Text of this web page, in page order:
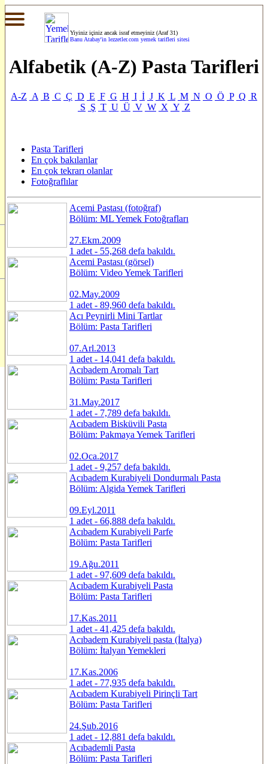
Yiyiniz içiniz ancak israf etmeyiniz (Araf 31)
Banu Atabay'in lezzetler.com yemek tarifleri sitesi
Alfabetik (A-Z) Pasta Tarifleri
A-Z A B C Ç D E F G H I İ J K L M N O Ö P Q R
S Ş T U Ü V W X Y Z
Pasta Tarifleri
En çok bakılanlar
En çok tekrarı olanlar
Fotoğraflılar
Acemi Pastası (fotoğraf)
Bölüm: ML Yemek Fotoğrafları
27.Ekm.2009
1 adet - 55,268 defa bakıldı.
Acemi Pastası (görsel)
Bölüm: Video Yemek Tarifleri
02.May.2009
1 adet - 89,960 defa bakıldı.
Acı Peynirli Mini Tartlar
Bölüm: Pasta Tarifleri
07.Arl.2013
1 adet - 14,041 defa bakıldı.
Acıbadem Aromalı Tart
Bölüm: Pasta Tarifleri
31.May.2017
1 adet - 7,789 defa bakıldı.
Acıbadem Bisküvili Pasta
Bölüm: Pakmaya Yemek Tarifleri
02.Oca.2017
1 adet - 9,257 defa bakıldı.
Acıbadem Kurabiyeli Dondurmalı Pasta
Bölüm: Algida Yemek Tarifleri
09.Eyl.2011
1 adet - 66,888 defa bakıldı.
Acıbadem Kurabiyeli Parfe
Bölüm: Pasta Tarifleri
19.Ağu.2011
1 adet - 97,609 defa bakıldı.
Acıbadem Kurabiyeli Pasta
Bölüm: Pasta Tarifleri
17.Kas.2011
1 adet - 41,425 defa bakıldı.
Acıbadem Kurabiyeli pasta (İtalya)
Bölüm: İtalyan Yemekleri
17.Kas.2006
1 adet - 77,935 defa bakıldı.
Acıbadem Kurabiyeli Pirinçli Tart
Bölüm: Pasta Tarifleri
24.Şub.2016
1 adet - 12,881 defa bakıldı.
Acıbademli Pasta
Bölüm: Pasta Tarifleri